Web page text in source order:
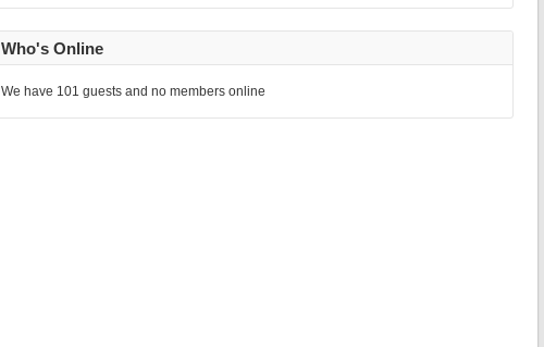
Who's Online
We have 101 guests and no members online